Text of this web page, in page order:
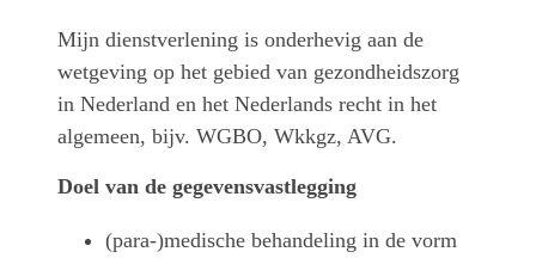
Mijn dienstverlening is onderhevig aan de
wetgeving op het gebied van gezondheidszorg
in Nederland en het Nederlands recht in het
algemeen, bijv. WGBO, Wkkgz, AVG.
Doel van de gegevensvastlegging
(para-)medische behandeling in de vorm